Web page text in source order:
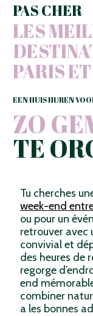
PAS CHER
LES
PARIS
EEN HUIS HUREN
ZO
TE
Tu cherches
week-end
ou pour un
retrouver avec
convivial et
des heures de
regorge
end
combiner
a les bonnes